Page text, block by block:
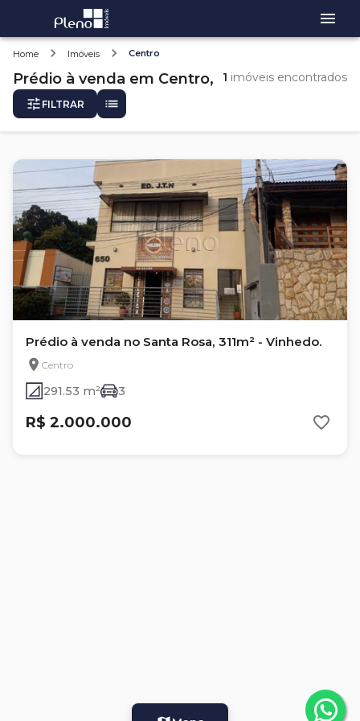
Home Imóveis Centro
Prédio à venda em Centro, 1 imóveis encontrados
FILTRAR
Prédio à venda no Santa Rosa, 311m² - Vinhedo.
Centro
291.53 m² 3
R$ 2.000.000